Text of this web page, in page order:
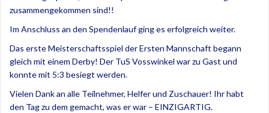
zusammengekommen sind!!
Im Anschluss an den Spendenlauf ging es erfolgreich weiter.
Das erste Meisterschaftsspiel der Ersten Mannschaft begann
gleich mit einem Derby! Der TuS Vosswinkel war zu Gast und
konnte mit 5:3 besiegt werden.
Vielen Dank an alle Teilnehmer, Helfer und Zuschauer! Ihr habt
den Tag zu dem gemacht, was er war – EINZIGARTIG.